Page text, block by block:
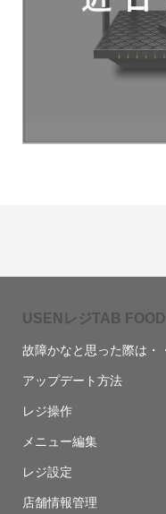
USENレジTAB FOOD
故障かなと思った際は・
アップデート方法
レジ操作
メニュー編集
レジ設定
店舗情報管理